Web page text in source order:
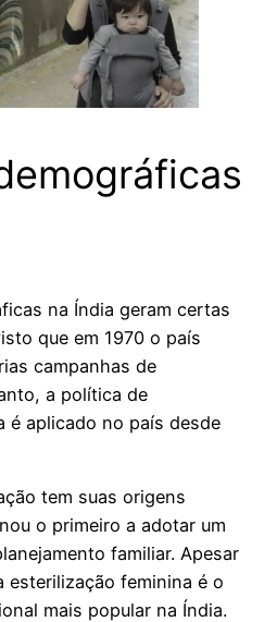
na Índia geram certas
que em 1970 o país
campanhas de
a política de
é aplicado no país desde
tem suas origens
o primeiro a adotar um
familiar. Apesar
esterilização feminina é o
mais popular na Índia.